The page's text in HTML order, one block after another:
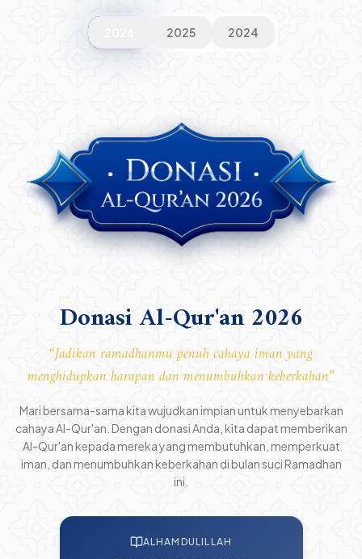
2025 2024
Donasi Al-Qur'an 2026
“Jadikan ramadhanmu penuh cahaya iman yang
menghidupkan harapan dan menumbuhkan keberkahan”
Mari bersama-sama kita wujudkan impian untuk menyebarkan
cahaya Al-Qur'an. Dengan donasi Anda, kita dapat memberikan
Al-Qur'an kepada mereka yang membutuhkan, memperkuat
iman, dan menumbuhkan keberkahan di bulan suci Ramadhan
ini.
ALHAMDULILLAH